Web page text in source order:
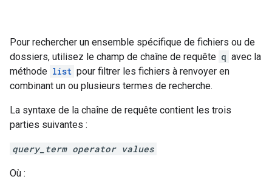
Pour rechercher un ensemble spécifique de fichiers ou de
dossiers, utilisez le champ de chaîne de requête q avec la
méthode list pour filtrer les fichiers à renvoyer en
combinant un ou plusieurs termes de recherche.
La syntaxe de la chaîne de requête contient les trois
parties suivantes :
query_term operator values
Où :